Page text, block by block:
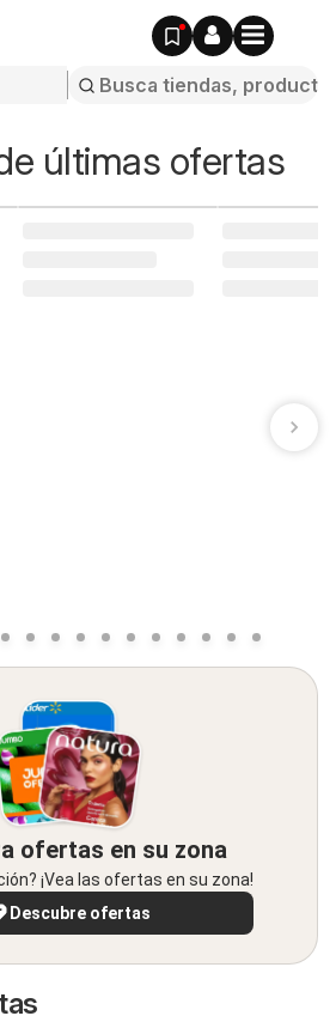
últimas ofertas
ofertas en su zona
¡Vea las ofertas en su zona!
Descubre ofertas